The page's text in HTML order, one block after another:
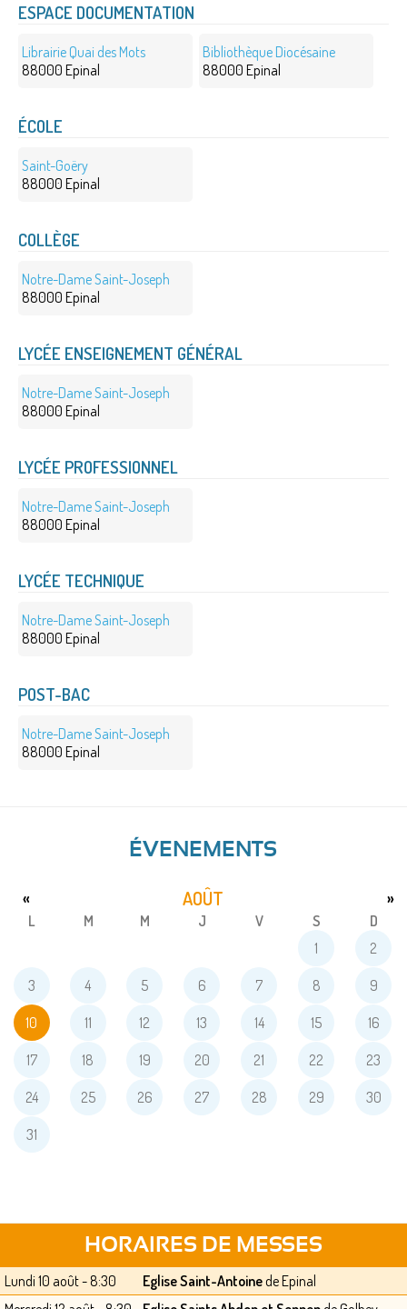
ESPACE DOCUMENTATION
Librairie Quai des Mots
88000 Epinal
Bibliothèque Diocésaine
88000 Epinal
ÉCOLE
Saint-Goëry
88000 Epinal
COLLÈGE
Notre-Dame Saint-Joseph
88000 Epinal
LYCÉE ENSEIGNEMENT GÉNÉRAL
Notre-Dame Saint-Joseph
88000 Epinal
LYCÉE PROFESSIONNEL
Notre-Dame Saint-Joseph
88000 Epinal
LYCÉE TECHNIQUE
Notre-Dame Saint-Joseph
88000 Epinal
POST-BAC
Notre-Dame Saint-Joseph
88000 Epinal
ÉVENEMENTS
AOÛT
« »
L M M J V S
D
1
2
3 4 5 6 7 8 9
10 11 12 13 14 15 16
17 18 19 20 21 22 23
24 25 26 27 28 29 30
31
HORAIRES DE MESSES
Lundi 10 août - 8:30 Eglise Saint-Antoinede Epinal